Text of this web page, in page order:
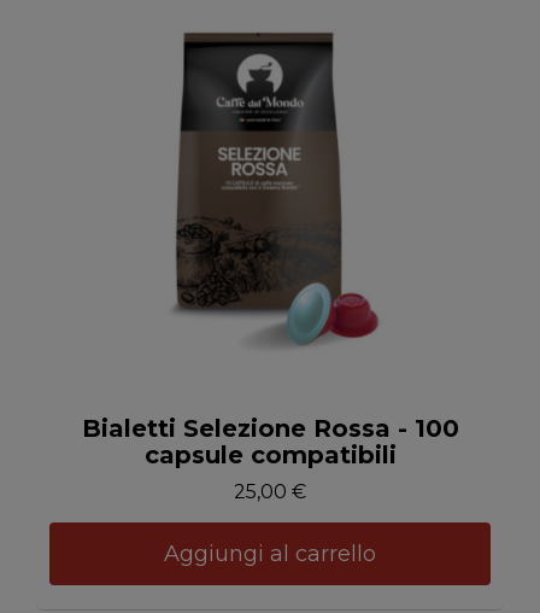
Anteprima
Bialetti Selezione Rossa - 100
capsule compatibili
25,00 €
Aggiungi al carrello